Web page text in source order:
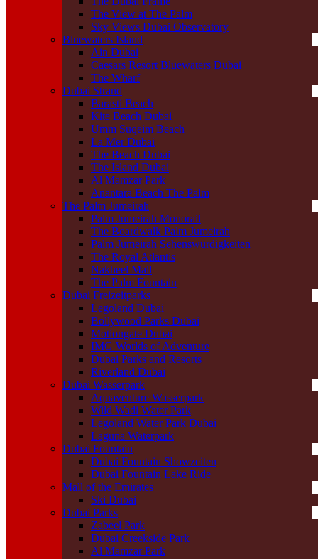
The View at The Palm
Sky Views Dubai Observatory
Bluewaters Island
Ain Dubai
Caesars Resort Bluewaters Dubai
The Wharf
Dubai Strand
Barasti Beach
Kite Beach Dubai
Umm Suqeim Beach
La Mer Dubai
The Beach Dubai
The Island Dubai
Al Mamzar Park
Anantara Beach The Palm
The Palm Jumeirah
Palm Jumeirah Monorail
The Boardwalk Palm Jumeirah
Palm Jumeirah Sehenswürdigkeiten
The Royal Atlantis
Nakheel Mall
The Palm Fountain
Dubai Freizeitparks
Legoland Dubai
Bollywood Parks Dubai
Motiongate Dubai
IMG Worlds of Adventure
Dubai Parks and Resorts
Riverland Dubai
Dubai Wasserpark
Aquaventure Wasserpark
Wild Wadi Water Park
Legoland Water Park Dubai
Laguna Waterpark
Dubai Fountain
Dubai Fountain Showzeiten
Dubai Fountain Lake Ride
Mall of the Emirates
Ski Dubai
Dubai Parks
Zabeel Park
Dubai Creekside Park
Al Mamzar Park